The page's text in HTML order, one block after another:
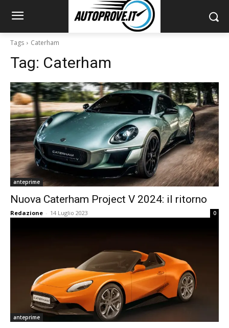
Tags Caterham
Tag: Caterham
anteprime
Nuova Caterham Project V 2024: il ritorno
Redazione - 14 Luglio 2023 0
anteprime